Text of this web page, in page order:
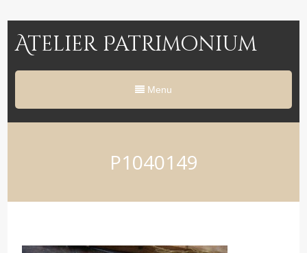
Atelier Patrimonium
Menu
P1040149